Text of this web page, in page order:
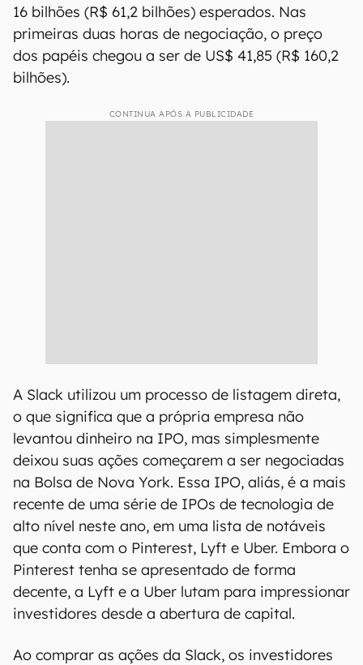
16 bilhões (R$ 61,2 bilhões) esperados. Nas
primeiras duas horas de negociação, o preço
dos papéis chegou a ser de US$ 41,85 (R$ 160,2
bilhões).
CONTINUA APÓS A PUBLICIDADE
A Slack utilizou um processo de listagem direta,
o que significa que a própria empresa não
levantou dinheiro na IPO, mas simplesmente
deixou suas ações começarem a ser negociadas
na Bolsa de Nova York. Essa IPO, aliás, é a mais
recente de uma série de IPOs de tecnologia de
alto nível neste ano, em uma lista de notáveis
que conta com o Pinterest, Lyft e Uber. Embora o
Pinterest tenha se apresentado de forma
decente, a Lyft e a Uber lutam para impressionar
investidores desde a abertura de capital.
Ao comprar as ações da Slack, os investidores